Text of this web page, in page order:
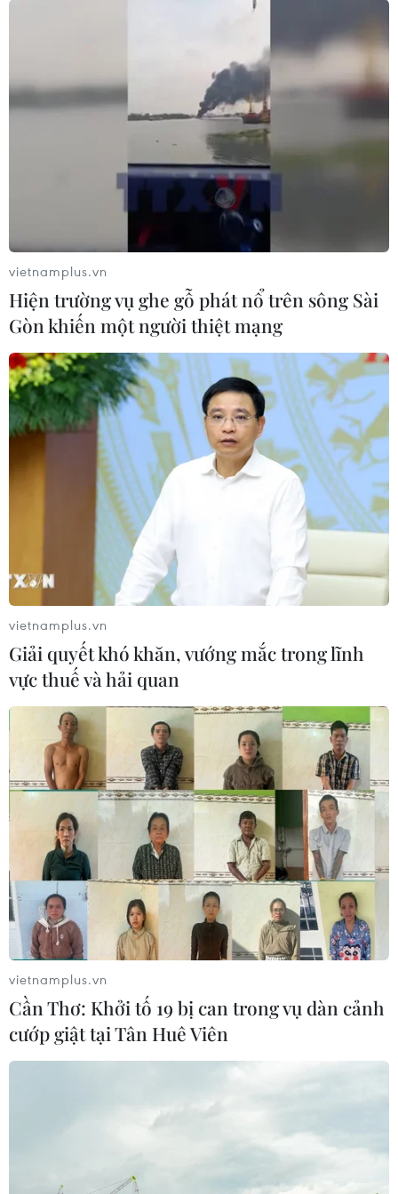
vietnamplus.vn
Hiện trường vụ ghe gỗ phát nổ trên sông Sài
Gòn khiến một người thiệt mạng
vietnamplus.vn
Giải quyết khó khăn, vướng mắc trong lĩnh
vực thuế và hải quan
vietnamplus.vn
Cần Thơ: Khởi tố 19 bị can trong vụ dàn cảnh
cướp giật tại Tân Huê Viên